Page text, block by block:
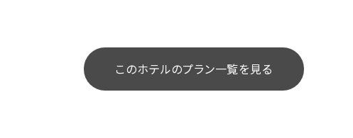
このホテルのプラン一覧を見る